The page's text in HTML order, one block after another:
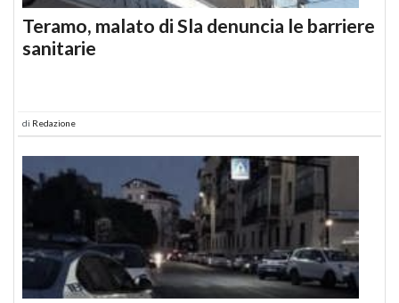
Teramo, malato di Sla denuncia le barriere
sanitarie
di Redazione